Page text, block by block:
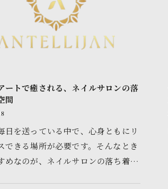
ートで癒される、ネイルサロンの落
間
日を送っている中で、心身ともにリ
できる場所が必要です。そんなとき
めなのが、ネイルサロンの落ち着く